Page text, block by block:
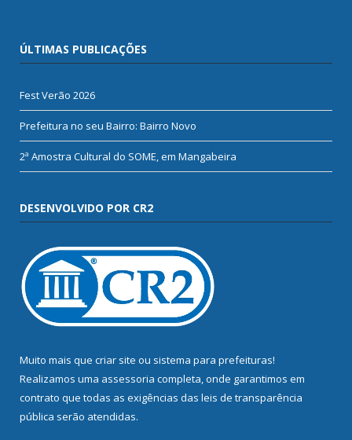
ÚLTIMAS PUBLICAÇÕES
Fest Verão 2026
Prefeitura no seu Bairro: Bairro Novo
2ª Amostra Cultural do SOME, em Mangabeira
DESENVOLVIDO POR CR2
Muito mais que criar site ou sistema para prefeituras!
Realizamos uma assessoria completa, onde garantimos em
contrato que todas as exigências das leis de transparência
pública serão atendidas.